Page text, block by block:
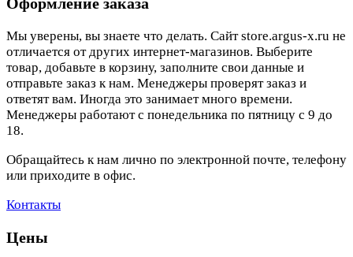
Мы уверены, вы знаете что делать. Сайт store.argus-x.ru не
отличается от других интернет-магазинов. Выберите
товар, добавьте в корзину, заполните свои данные и
отправьте заказ к нам. Менеджеры проверят заказ и
ответят вам. Иногда это занимает много времени.
Менеджеры работают с понедельника по пятницу с 9 до
18.
Обращайтесь к нам лично по электронной почте, телефону
или приходите в офис.
Контакты
Цены